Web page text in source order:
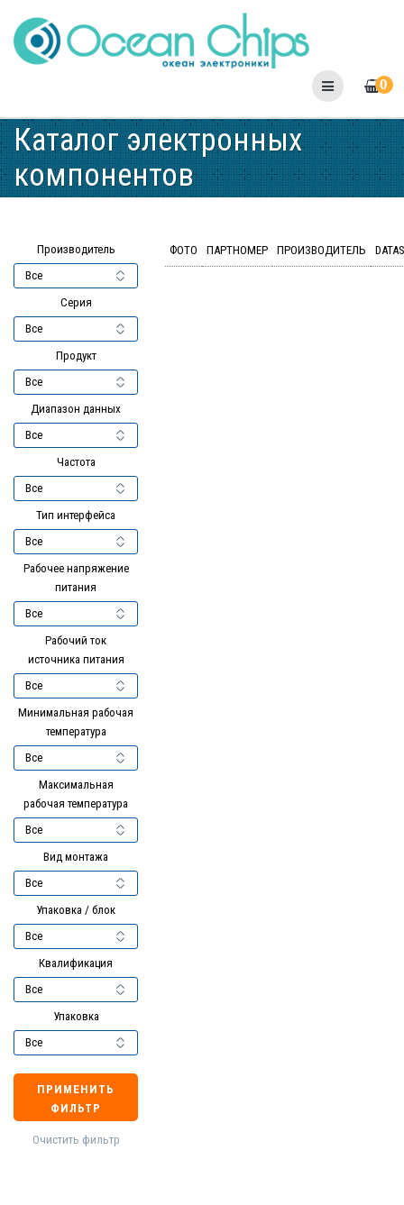
to
content
0
Каталог электронных
компонентов
Производитель
Серия
Продукт
Диапазон данных
Частота
Тип интерфейса
Рабочее напряжение
питания
Рабочий ток
источника питания
Минимальная рабочая
температура
Максимальная
рабочая температура
Вид монтажа
Упаковка / блок
Квалификация
Упаковка
ПРИМЕНИТЬ
ФИЛЬТР
Очистить фильтр
ФОТО ПАРТНОМЕР ПРОИЗВОДИТЕЛЬ